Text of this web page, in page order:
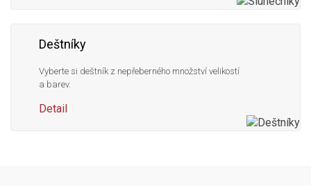
Deštníky
Vyberte si deštník z nepřeberného množství velikostí
a barev.
Detail